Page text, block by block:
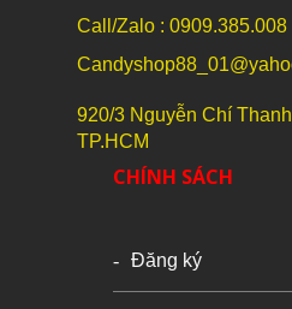
Call/Zalo : 0909.385.008
920/3 Nguyễn Chí
TP.HCM
CHÍNH SÁCH
Đăng ký